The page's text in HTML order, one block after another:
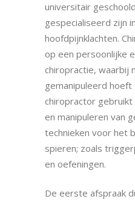
universitair
gespecialiseerd zijn
hoofdpijnklachten.
op een persoonlijke
chiropractie, waarbij
gemanipuleerd
chiropractor gebruikt
en manipuleren van
technieken voor het
spieren; zoals
en oefeningen.
De eerste afspraak